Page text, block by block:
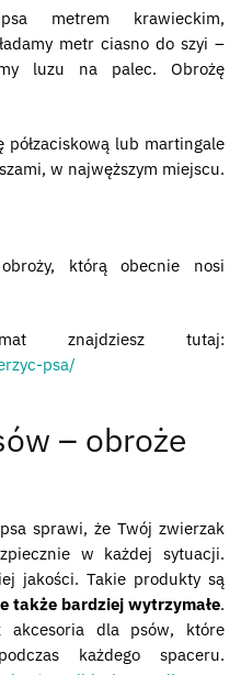
metrem krawieckim,
metr ciasno do szyi –
luzu na palec. Obrożę
lub martingale
w najwęższym miejscu.
którą obecnie nosi
znajdziesz tutaj:
psa/
– obroże
sprawi, że Twój zwierzak
w każdej sytuacji.
jakości. Takie produkty są
także bardziej wytrzymałe.
akcesoria dla psów, które
każdego spaceru.